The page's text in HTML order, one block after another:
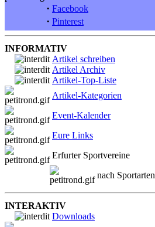
· Facebook
· Pinterest
INFORMATIV
Artikel schreiben
Artikel Archiv
Artikel-Top-Liste
Artikel-Kategorien
Event-Kalender
Eure Links
Erfurter Sportvereine
nach Sportarten
INTERAKTIV
Downloads